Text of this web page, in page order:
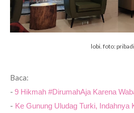
lobi. foto: pribadi
Baca:
- 9 Hikmah #DirumahAja Karena
- Ke Gunung Uludag Turki, Indahnya